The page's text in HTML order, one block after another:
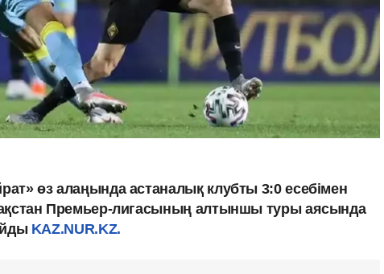
өз алаңында астаналық клубты 3:0 есебімен
Премьер-лигасының алтыншы туры аясында
KAZ.NUR.KZ.